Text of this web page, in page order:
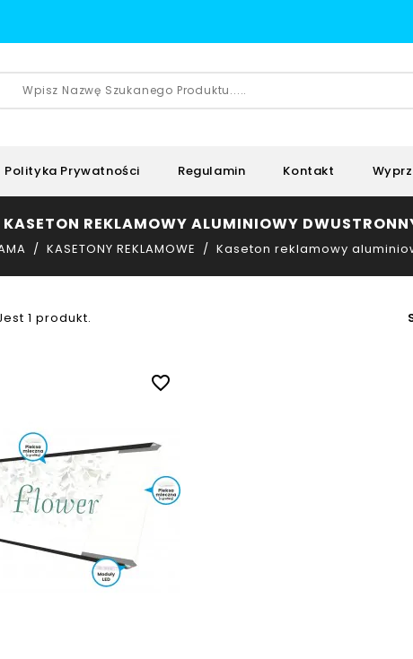
Polityka Prywatności Regulamin Kontakt
KASETON REKLAMOWY ALUMINIOWY
KASETONY REKLAMOWE Kaseton reklamowy
1 produkt.
favorite_border